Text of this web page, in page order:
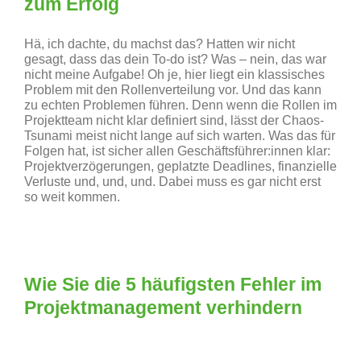
Hä, ich dachte, du machst das? Hatten wir nicht
gesagt, dass das dein To-do ist? Was – nein, das war
nicht meine Aufgabe! Oh je, hier liegt ein klassisches
Problem mit den Rollenverteilung vor. Und das kann
zu echten Problemen führen. Denn wenn die Rollen im
Projektteam nicht klar definiert sind, lässt der Chaos-
Tsunami meist nicht lange auf sich warten. Was das für
Folgen hat, ist sicher allen Geschäftsführer:innen klar:
Projektverzögerungen, geplatzte Deadlines, finanzielle
Verluste und, und, und. Dabei muss es gar nicht erst
so weit kommen.
Wie Sie die 5 häufigsten Fehler im
Projektmanagement verhindern